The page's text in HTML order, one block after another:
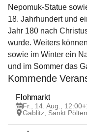
Nepomuk-Statue
18. Jahrhundert und
Jahr 180 nach
wurde. Weiters
sowie im Winter ein
und im Sommer das
Kommende
14
AUG
Flohmarkt
Fr., 14. Aug., 12:00
Gablitz, Sankt